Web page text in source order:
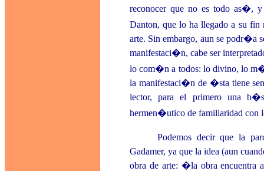
reconocer que no es todo as�,
Danton, que lo ha llegado a su
arte. Sin embargo, aun se podr�a
manifestaci�n, cabe ser
lo com�n a todos: lo divino, lo
la manifestaci�n de �sta tiene
lector, para el primero una
hermen�utico de familiaridad con
Podemos decir que la
Gadamer, ya que la idea (aun
obra de arte: �la obra encuentra